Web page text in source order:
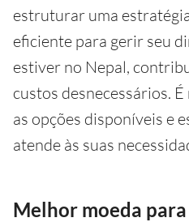
estruturar uma
eficiente para gerir seu
estiver no Nepal,
custos desnecessários.
as opções disponíveis e
atende às suas
Melhor moeda